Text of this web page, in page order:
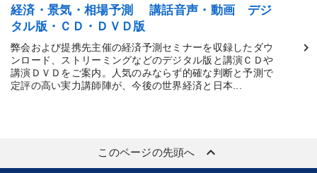
経済・景気・相場予測 講話音声・動画 デジ
タル版・ＣＤ・ＤＶＤ版
弊会および提携先主催の経済予測セミナーを収録したダウ
ンロード、ストリーミングなどのデジタル版と講演ＣＤや
講演ＤＶＤをご案内。人気のみならず的確な判断と予測で
定評の高い実力講師陣が、今後の世界経済と日本...
このページの先頭へ keyboard_arrow_up